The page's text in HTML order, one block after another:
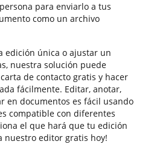
para enviarlo a tus
como un archivo
edición única o ajustar un
nuestra solución puede
de contacto gratis y hacer
fácilmente. Editar, anotar,
en documentos es fácil usando
compatible con diferentes
el que hará que tu edición
nuestro editor gratis hoy!